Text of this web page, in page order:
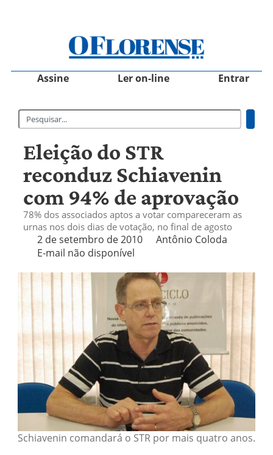
Assine Ler on-line Entrar
Eleição do STR
reconduz Schiavenin
com 94% de aprovação
78% dos associados aptos a votar compareceram as
urnas nos dois dias de votação, no final de agosto
2 de setembro de 2010
Antônio Coloda
E-mail não disponível
Schiavenin comandará o STR por mais quatro anos.